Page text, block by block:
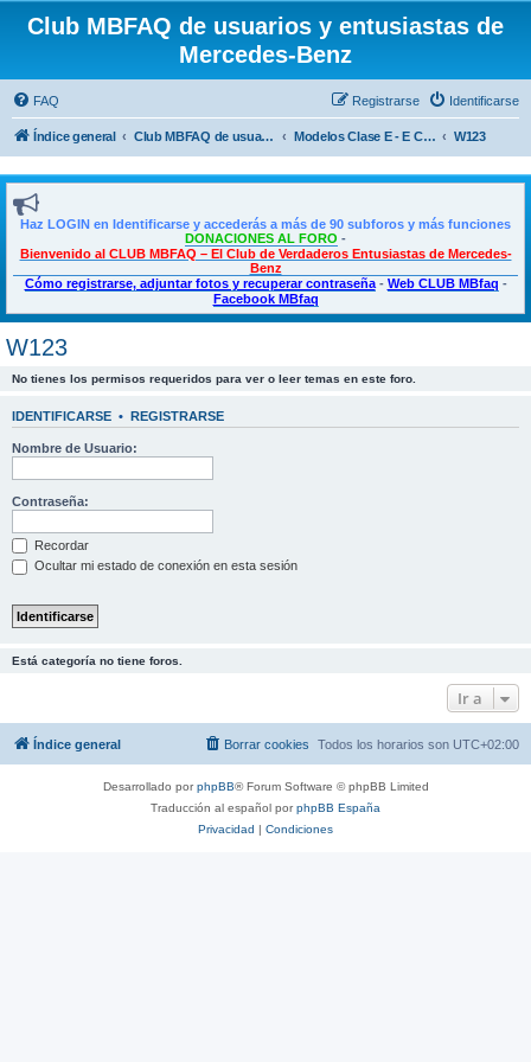
Club MBFAQ de usuarios y entusiastas de
Mercedes-Benz
FAQ Identificarse
Registrarse
Índice general Club MBFAQ de usuarios y entusiastas de Mercedes Benz Modelos Clase E - E Coupé - CLS W123
Haz LOGIN en Identificarse y accederás a más de 90 subforos y más funciones
DONACIONES AL FORO -
Bienvenido al CLUB MBFAQ – El Club de Verdaderos Entusiastas de Mercedes-
Benz
Cómo registrarse, adjuntar fotos y recuperar contraseña- Web CLUB MBfaq -
Facebook MBfaq
W123
No tienes los permisos requeridos para ver o leer temas en este foro.
IDENTIFICARSE • REGISTRARSE
Nombre de Usuario:
Contraseña:
Recordar
Ocultar mi estado de conexión en esta sesión
Está categoría no tiene foros.
Ir a
Índice general Todos los horarios son UTC+02:00
Borrar cookies
Desarrollado porphpBB® Forum Software © phpBB Limited
Traducción al español porphpBB España
Privacidad | Condiciones